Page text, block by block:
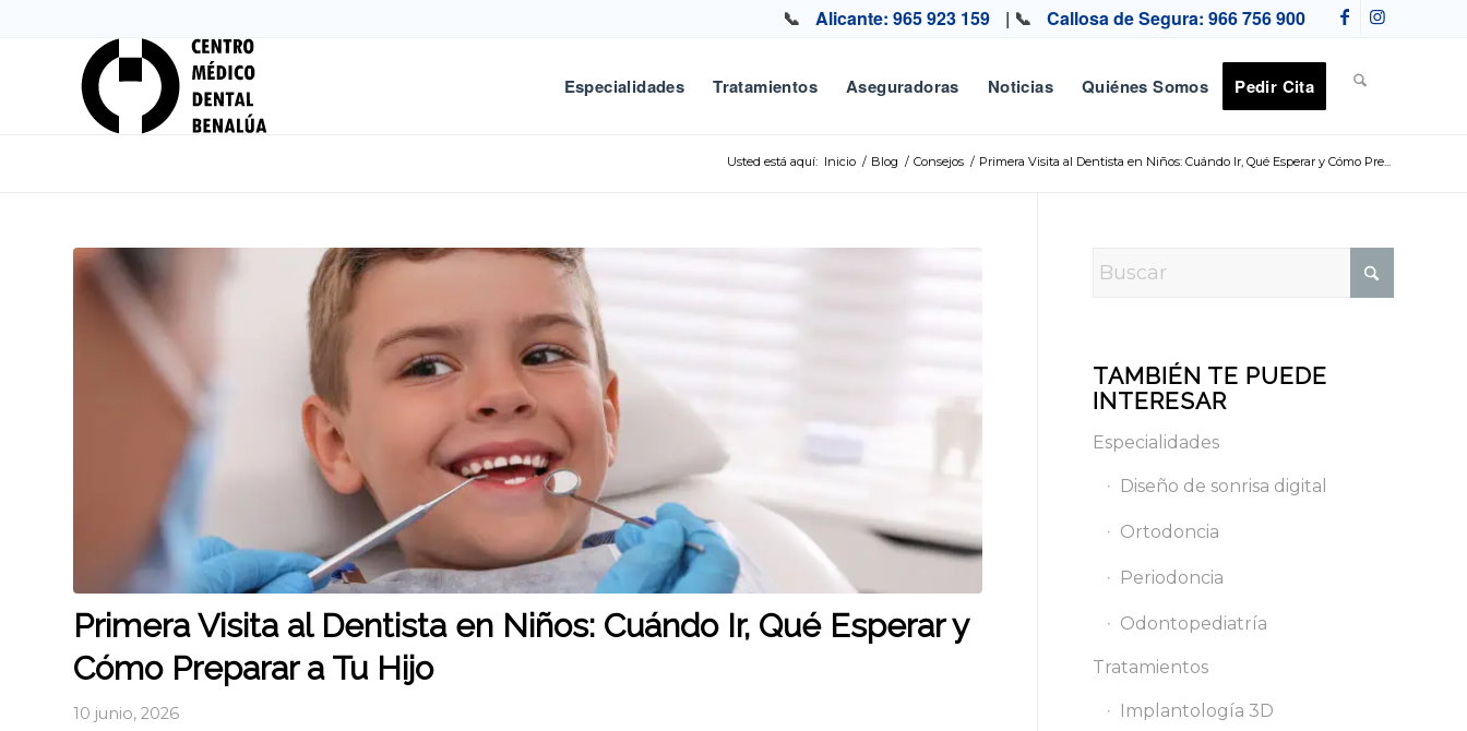
📞 Alicante: 965 923 159 | 📞 Callosa de Segura: 966 756 900
Especialidades Tratamientos Aseguradoras Noticias Quiénes Somos Pedir Cita
Usted está aquí: Inicio / Blog / Consejos / Primera Visita al Dentista en Niños: Cuándo Ir, Qué Esperar y Cómo Pre...
Primera Visita al Dentista en Niños: Cuándo Ir, Qué Esperar y
Cómo Preparar a Tu Hijo
10 junio, 2026
TAMBIÉN TE PUEDE
INTERESAR
Especialidades
Diseño de sonrisa digital
Ortodoncia
Periodoncia
Odontopediatría
Tratamientos
Implantología 3D